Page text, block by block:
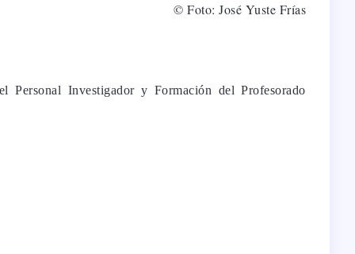
© Foto: José Yuste Frías
Investigador y Formación del Profesorado